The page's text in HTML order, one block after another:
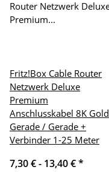
Fritz!Box Cable Router
Netzwerk Deluxe
Premium
Anschlusskabel 8K Gold
Gerade / Gerade +
Verbinder 1-25 Meter
7,30 € - 13,40 €*